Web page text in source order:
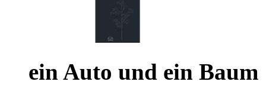
ein Auto und ein Baum